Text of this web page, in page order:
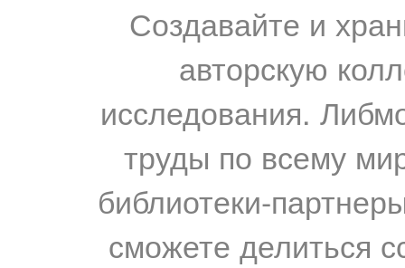
Создавайте и
авторскую
исследования.
труды по всему
библиотеки-
сможете делиться